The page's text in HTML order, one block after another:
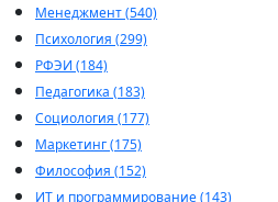
Менеджмент (540)
Психология (299)
РФЭИ (184)
Педагогика (183)
Социология (177)
Маркетинг (175)
Философия (152)
ИТ и программирование (143)